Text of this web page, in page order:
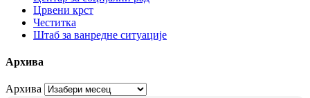
Црвени крст
Честитка
Штаб за ванредне ситуације
Архива
Архива